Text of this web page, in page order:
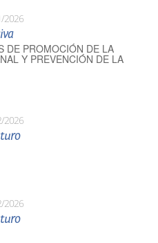
2026
DE PROMOCIÓN DE LA
Y PREVENCIÓN DE LA
2026
2026